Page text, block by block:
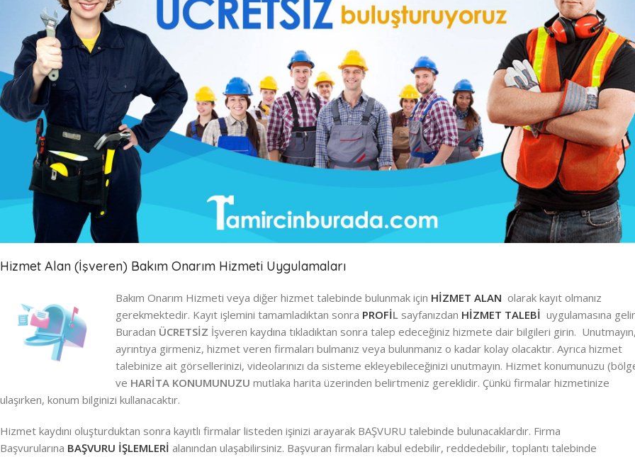
Hizmet Alan (İşveren) Bakım Onarım Hizmeti Uygulamaları
Bakım Onarım Hizmeti veya diğer hizmet talebinde bulunmak için HİZMET ALAN olarak kayıt olmanız
gerekmektedir. Kayıt işlemini tamamladıktan sonra PROFİL sayfanızdan HİZMET TALEBİ uygulamasına
Buradan ÜCRETSİZ İşveren kaydına tıkladıktan sonra talep edeceğiniz hizmete dair bilgileri girin.
ayrıntıya girmeniz, hizmet veren firmaları bulmanız veya bulunmanız o kadar kolay olacaktır. Ayrıca hizmet
talebinize ait görsellerinizi, videolarınızı da sisteme ekleyebileceğinizi unutmayın. Hizmet konumunuzu
ve HARİTA KONUMUNUZU mutlaka harita üzerinden belirtmeniz gereklidir. Çünkü firmalar hizmetinize
ulaşırken, konum bilginizi kullanacaktır.
Hizmet kaydını oluşturduktan sonra kayıtlı firmalar listeden işinizi arayarak BAŞVURU talebinde bulunacaklardır. Firma
Başvurularına BAŞVURU İŞLEMLERİ alanından ulaşabilirsiniz. Başvuran firmaları kabul edebilir, reddedebilir, toplantı talebinde